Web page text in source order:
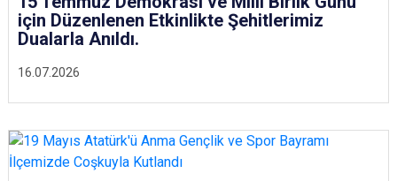
Bozkurt
Buldan
Çal
Çameli
Serinhisar
16.07.2026
için Düzenlenen Etkinlikte Şehitlerimiz
Dualarla Anıldı.